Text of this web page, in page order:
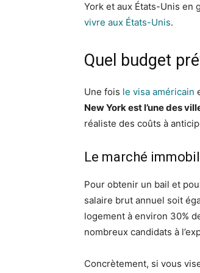
York et aux États-Unis en
vivre aux États-Unis.
Quel budget
Une fois le visa américain
New York est l’une des
réaliste des coûts à
Le marché
Pour obtenir un bail et
salaire brut annuel soit
logement à environ 30%
nombreux candidats à
Concrètement, si vous